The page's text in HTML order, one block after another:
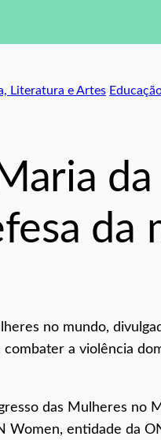
Literatura e Artes
da
no mundo,
a violência
das Mulheres no
Women, entidade da